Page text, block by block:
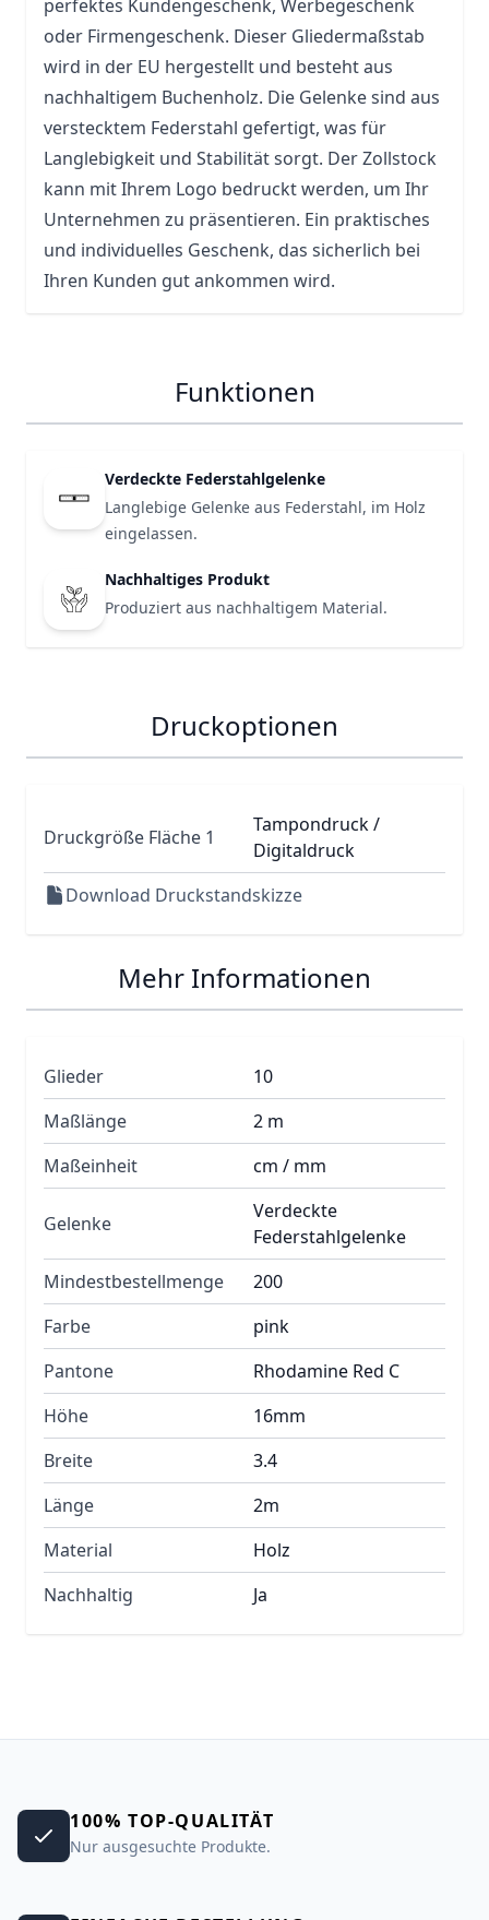
perfektes Kundengeschenk, Werbegeschenk
oder Firmengeschenk. Dieser Gliedermaßstab
wird in der EU hergestellt und besteht aus
nachhaltigem Buchenholz. Die Gelenke sind aus
verstecktem Federstahl gefertigt, was für
Langlebigkeit und Stabilität sorgt. Der Zollstock
kann mit Ihrem Logo bedruckt werden, um Ihr
Unternehmen zu präsentieren. Ein praktisches
und individuelles Geschenk, das sicherlich bei
Ihren Kunden gut ankommen wird.
Funktionen
Verdeckte Federstahlgelenke
Langlebige Gelenke aus Federstahl, im Holz
eingelassen.
Nachhaltiges Produkt
Produziert aus nachhaltigem Material.
Druckoptionen
Druckgröße Fläche 1
Tampondruck /
Digitaldruck
Download Druckstandskizze
Mehr Informationen
Glieder
10
Maßlänge
2 m
Maßeinheit
cm / mm
Gelenke
Verdeckte
Federstahlgelenke
Mindestbestellmenge
200
Farbe
pink
Pantone
Rhodamine Red C
Höhe
16mm
Breite
3.4
Länge
2m
Material
Holz
Nachhaltig
Ja
100% TOP-QUALITÄT
Nur ausgesuchte Produkte.